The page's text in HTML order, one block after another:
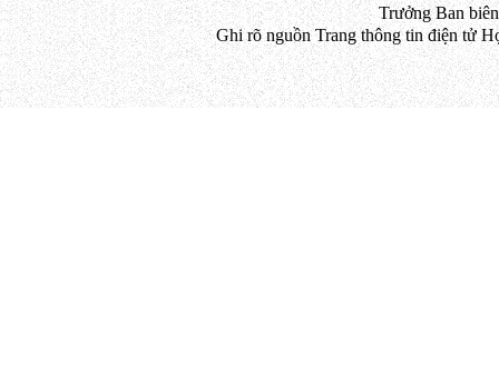
Trưởng Ban
Ghi rõ nguồn Trang thông tin điện tử